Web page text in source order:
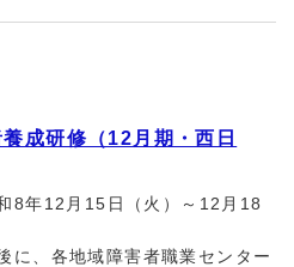
成研修（12月期・西日
8年12月15日（火）～12月18
に、各地域障害者職業センター